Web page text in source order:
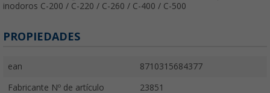
inodoros C-200 / C-220 / C-260 / C-400 / C-500
PROPIEDADES
ean 8710315684377
Fabricante Nº de artículo 23851